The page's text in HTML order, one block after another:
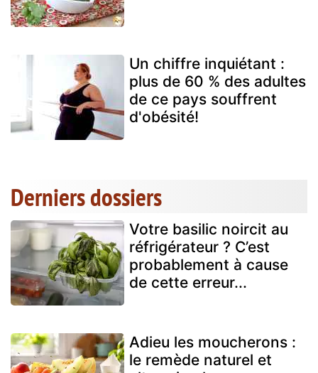
Un chiffre inquiétant :
plus de 60 % des adultes
de ce pays souffrent
d'obésité!
Derniers dossiers
Votre basilic noircit au
réfrigérateur ? C’est
probablement à cause
de cette erreur...
Adieu les moucherons :
le remède naturel et